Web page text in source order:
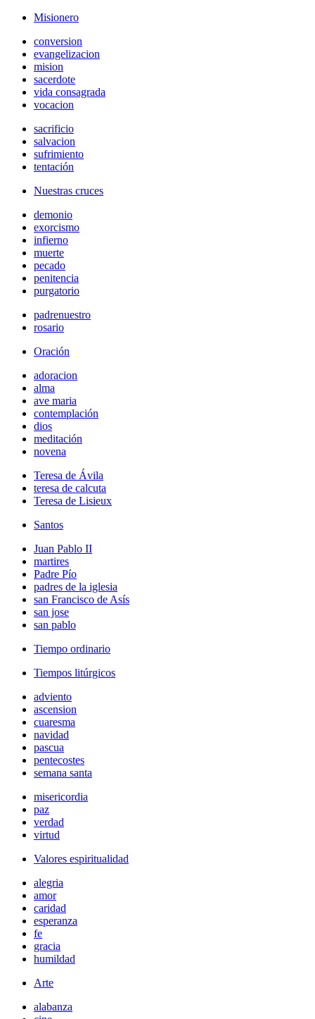
Misionero
conversion
evangelizacion
mision
sacerdote
vida consagrada
vocacion
sacrificio
salvacion
sufrimiento
tentación
Nuestras cruces
demonio
exorcismo
infierno
muerte
pecado
penitencia
purgatorio
padrenuestro
rosario
Oración
adoracion
alma
ave maria
contemplación
dios
meditación
novena
Teresa de Ávila
teresa de calcuta
Teresa de Lisieux
Santos
Juan Pablo II
martires
Padre Pío
padres de la iglesia
san Francisco de Asís
san jose
san pablo
Tiempo ordinario
Tiempos litúrgicos
adviento
ascension
cuaresma
navidad
pascua
pentecostes
semana santa
misericordia
paz
verdad
virtud
Valores espiritualidad
alegria
amor
caridad
esperanza
fe
gracia
humildad
Arte
alabanza